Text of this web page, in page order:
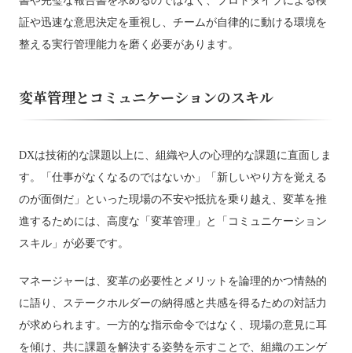
証や迅速な意思決定を重視し、チームが自律的に動ける環境を
整える実行管理能力を磨く必要があります。
変革管理とコミュニケーションのスキル
DXは技術的な課題以上に、組織や人の心理的な課題に直面しま
す。「仕事がなくなるのではないか」「新しいやり方を覚える
のが面倒だ」といった現場の不安や抵抗を乗り越え、変革を推
進するためには、高度な「変革管理」と「コミュニケーション
スキル」が必要です。
マネージャーは、変革の必要性とメリットを論理的かつ情熱的
に語り、ステークホルダーの納得感と共感を得るための対話力
が求められます。一方的な指示命令ではなく、現場の意見に耳
を傾け、共に課題を解決する姿勢を示すことで、組織のエンゲ